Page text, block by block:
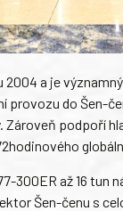
a je
provozu do Šen-
Zároveň podpoří
300ER až 16
Šen-čenu s